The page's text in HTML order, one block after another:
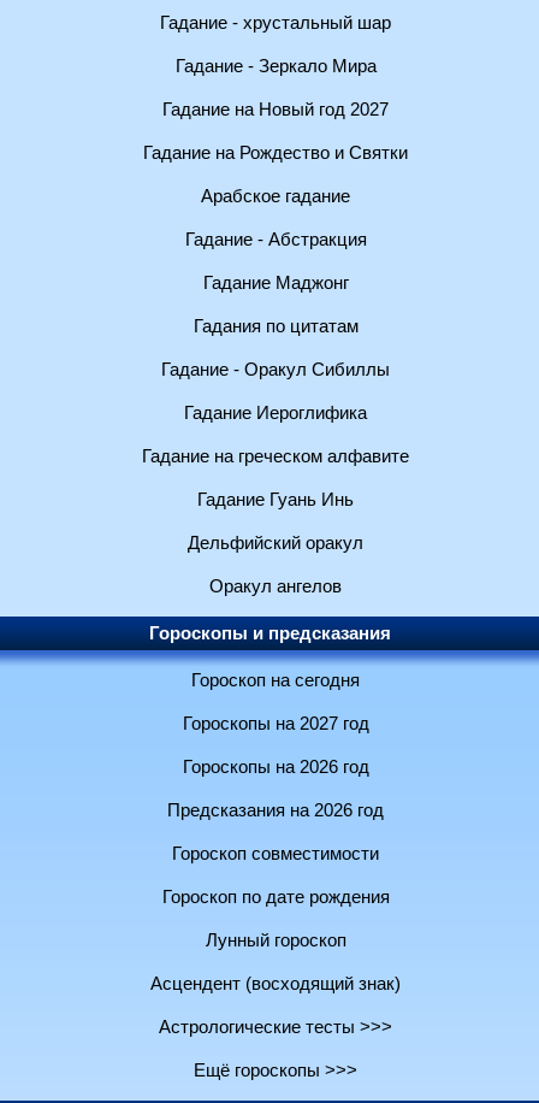
Гадание - хрустальный шар
Гадание - Зеркало Мира
Гадание на Новый год 2027
Гадание на Рождество и Святки
Арабское гадание
Гадание - Абстракция
Гадание Маджонг
Гадания по цитатам
Гадание - Оракул Сибиллы
Гадание Иероглифика
Гадание на греческом алфавите
Гадание Гуань Инь
Дельфийский оракул
Оракул ангелов
Гороскопы и предсказания
Гороскоп на сегодня
Гороскопы на 2027 год
Гороскопы на 2026 год
Предсказания на 2026 год
Гороскоп совместимости
Гороскоп по дате рождения
Лунный гороскоп
Асцендент (восходящий знак)
Астрологические тесты >>>
Ещё гороскопы >>>